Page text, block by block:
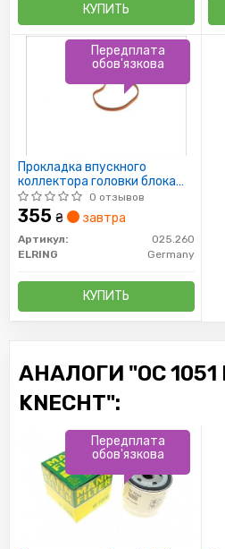
КУПИТЬ
Прокладка впускного
коллектора головки блока
цилиндров двигатель
0 отзывов
355 ₴ завтра
Артикул:
025.260
ELRING
Germany
КУПИТЬ
Передплата
обов'язкова
АНАЛОГИ "OC 1051
KNECHT":
Передплата
обов'язкова